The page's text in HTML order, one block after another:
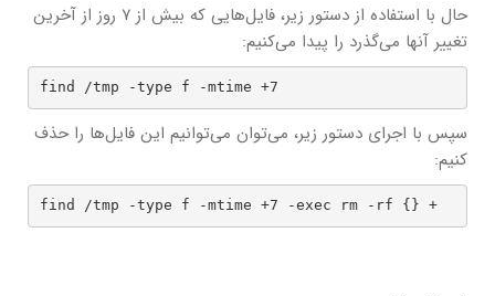
حال با استفاده از دستور زیر، فایل‌هایی که بیش از ۷ روز از آخرین
تغییر آنها می‌گذرد را پیدا می‌کنیم:
find /tmp -type f -mtime +7
سپس با اجرای دستور زیر، می‌توان می‌توانیم این فایل‌ها را حذف
کنیم:
find /tmp -type f -mtime +7 -exec rm -rf {} +